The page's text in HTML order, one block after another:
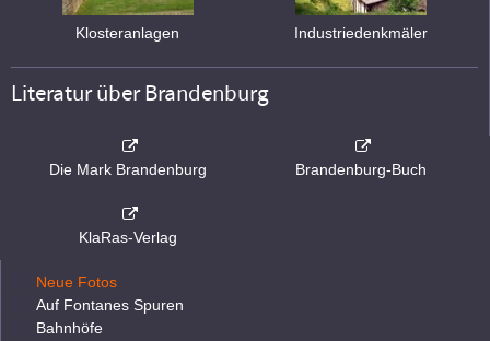
Klosteranlagen Industriedenkmäler
Literatur über Brandenburg
Die Mark Brandenburg Brandenburg-Buch
KlaRas-Verlag
Neue Fotos
Auf Fontanes Spuren
Bahnhöfe